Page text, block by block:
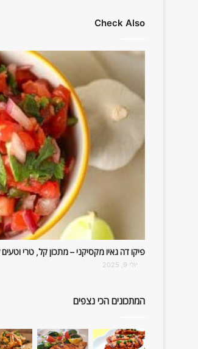
Check Also
פיקו דה גאיו מקסיקני – מתכון קל, טרי
יולי 9, 2025
המתכונים הכי נצפים